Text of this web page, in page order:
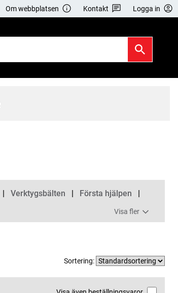
Om webbplatsen Kontakt Logga in
Verktygsbälten Första hjälpen
Visa fler
Sortering: